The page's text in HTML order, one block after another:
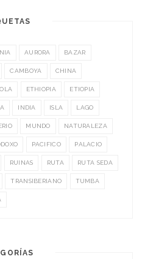
AURORA BAZAR
CAMBOYA CHINA
ETHIOPIA ETIOPIA
INDIA ISLA LAGO
MUNDO NATURALEZA
PACIFICO PALACIO
RUINAS RUTA RUTA SEDA
TRANSIBERIANO TUMBA